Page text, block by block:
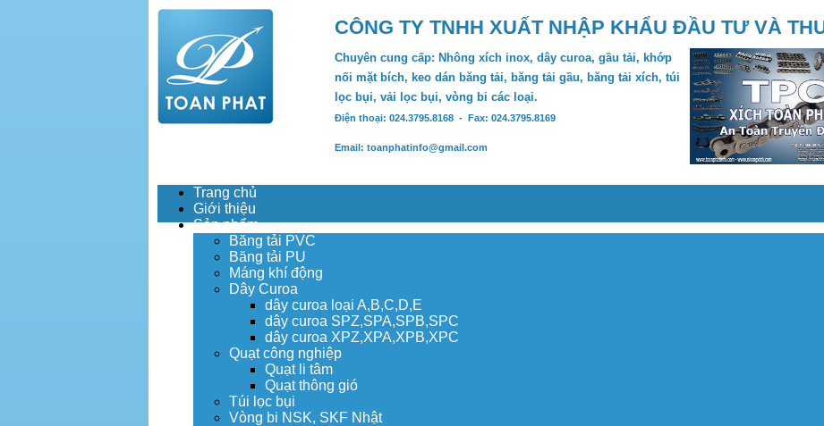
CÔNG TY TNHH XUẤT NHẬP KHẨU ĐẦU TƯ VÀ
Chuyên cung cấp: Nhông xích inox, dây curoa, gầu tải, khớp
nối mặt bích, keo dán băng tải, băng tải gầu, băng tải xích, túi
lọc bụi, vải lọc bụi, vòng bi các loại.
Điện thoại: 024.3795.8168 - Fax: 024.3795.8169
Email: toanphatinfo@gmail.com
Trang chủ
Giới thiệu
Sản phẩm
Băng tải PVC
Băng tải PU
Máng khí động
Dây Curoa
dây curoa loại A,B,C,D,E
dây curoa SPZ,SPA,SPB,SPC
dây curoa XPZ,XPA,XPB,XPC
Quạt công nghiệp
Quạt li tâm
Quạt thông gió
Túi lọc bụi
Vòng bi NSK, SKF Nhật